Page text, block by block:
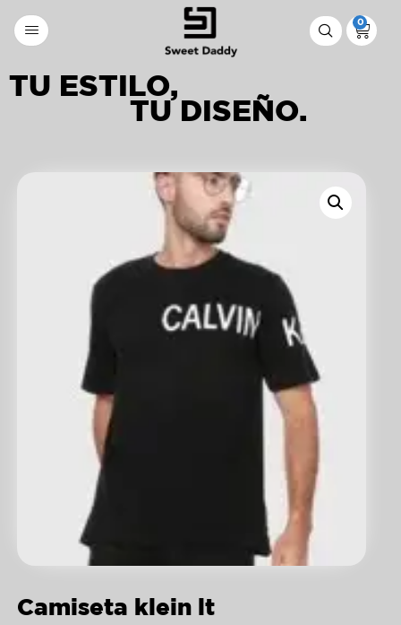
0
TU ESTILO,
TU DISEÑO.
Camiseta klein lt